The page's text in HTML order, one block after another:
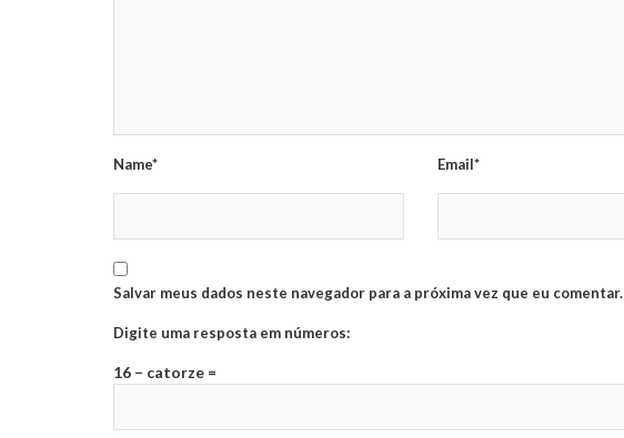
Name* Email*
Salvar meus dados neste navegador para a próxima vez que eu comentar.
Digite uma resposta em números:
16 − catorze =